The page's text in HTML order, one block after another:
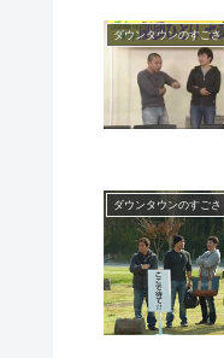
ダウンタウンのすごさ
ダウンタウンのすごさ